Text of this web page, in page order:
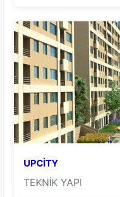
UPCİTY
TEKNİK YAPI